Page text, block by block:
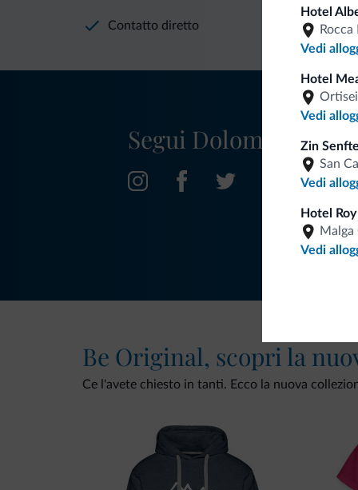
Hotel
Vedi
Hotel
Ortisei
Vedi
Zin
San
Vedi
Hotel Roy
Malga
Vedi
Contatto diretto
Segui Dolomiti.it
Be Original, scopri la
Ce l'avete chiesto in tanti. Ecco la nuova